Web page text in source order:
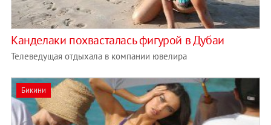
Канделаки похвасталась фигурой в Дубаи
Телеведущая отдыхала в компании ювелира
Бикини